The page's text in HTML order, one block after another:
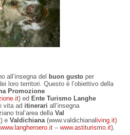
all’insegna del buon gusto per
loro territori. Questo è l’obiettivo della
Promozione
) ed Ente Turismo Langhe
vita ad itinerari all’insegna
tral’area dellaVal
) e Valdichiana(www.valdichiana living.it)
www.langheroero.it –www.astiturismo.it).